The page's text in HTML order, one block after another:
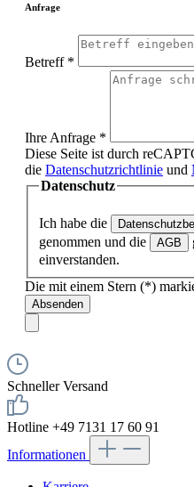
Anfrage
Betreff *
Ihre Anfrage *
Diese Seite ist durch
die Datenschutzrichtlinie und
Datenschutz
Ich habe die
genommen und die
AGB
einverstanden.
Die mit einem Stern (*)
Absenden
Schneller Versand
Hotline +49 7131 17 60 91
Informationen